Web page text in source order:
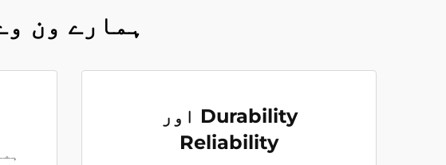
ہمارے ون
Durability اور
Reliability